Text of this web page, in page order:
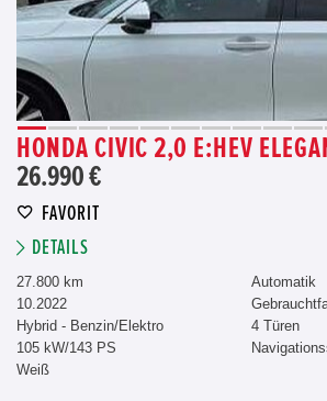
HONDA CIVIC 2,0 E:HEV
26.990 €
FAVORIT
DETAILS
27.800 km
10.2022
Hybrid - Benzin/Elektro
105 kW/143 PS
Weiß
Automatik
4 Türen